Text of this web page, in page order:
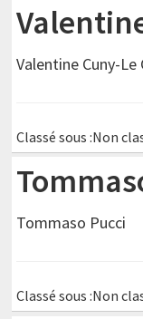
Valentine Cuny-Le
Classé sous :Non
Tommaso Pucci
Classé sous :Non